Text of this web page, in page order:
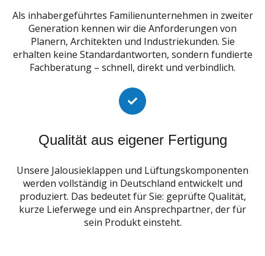
Als inhabergeführtes Familienunternehmen in zweiter
Generation kennen wir die Anforderungen von
Planern, Architekten und Industriekunden. Sie
erhalten keine Standardantworten, sondern fundierte
Fachberatung – schnell, direkt und verbindlich.
Qualität aus eigener Fertigung
Unsere Jalousieklappen und Lüftungskomponenten
werden vollständig in Deutschland entwickelt und
produziert. Das bedeutet für Sie: geprüfte Qualität,
kurze Lieferwege und ein Ansprechpartner, der für
sein Produkt einsteht.